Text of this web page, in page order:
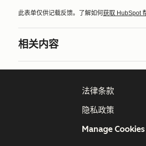
此表单仅供记载反馈。了解如何 获取 HubSpot
相关内容
法律条款
隐私政策
Manage Cookies